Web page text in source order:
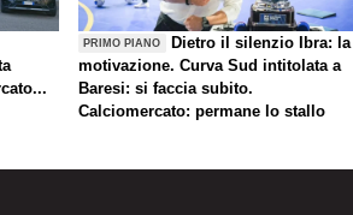
PRIMO PIANO
Dietro il silenzio Ibra: la
motivazione. Curva Sud intitolata a
Baresi: si faccia subito.
Calciomercato: permane lo stallo